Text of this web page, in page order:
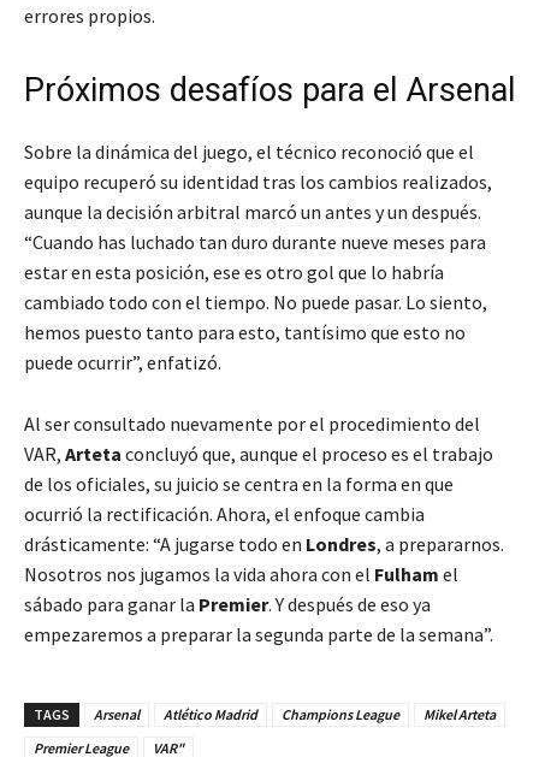
errores propios.
Próximos desafíos para el Arsenal
Sobre la dinámica del juego, el técnico reconoció que el
equipo recuperó su identidad tras los cambios realizados,
aunque la decisión arbitral marcó un antes y un después.
“Cuando has luchado tan duro durante nueve meses para
estar en esta posición, ese es otro gol que lo habría
cambiado todo con el tiempo. No puede pasar. Lo siento,
hemos puesto tanto para esto, tantísimo que esto no
puede ocurrir”, enfatizó.
Al ser consultado nuevamente por el procedimiento del
VAR, Arteta concluyó que, aunque el proceso es el trabajo
de los oficiales, su juicio se centra en la forma en que
ocurrió la rectificación. Ahora, el enfoque cambia
drásticamente: “A jugarse todo en Londres, a prepararnos.
Nosotros nos jugamos la vida ahora con el Fulham el
sábado para ganar la Premier. Y después de eso ya
empezaremos a preparar la segunda parte de la semana”.
TAGS Arsenal Atlético Madrid Champions League
Mikel Arteta
Premier League
VAR"